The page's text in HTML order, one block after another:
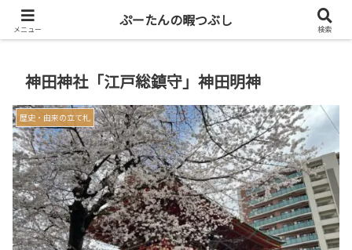
共働き二人暮らしを楽しもう
神田神社「江戸総鎮守」神田明神
歴史・由来の立て札
メニュー
ぷーたんの暇つぶし
検索